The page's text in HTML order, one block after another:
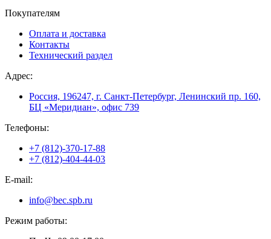
Покупателям
Оплата и доставка
Контакты
Технический раздел
Адрес:
Россия, 196247, г. Санкт-Петербург, Ленинский пр. 160,
БЦ «Меридиан», офис 739
Телефоны:
+7 (812)-370-17-88
+7 (812)-404-44-03
E-mail:
info@bec.spb.ru
Режим работы: